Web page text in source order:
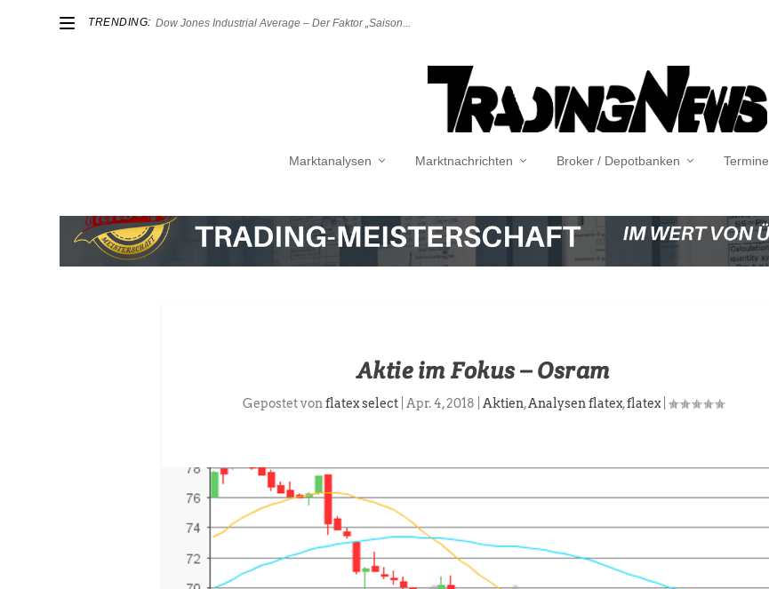
TRENDING: Dow Jones Industrial Average – Der Faktor „Saison...
Marktanalysen Marktnachrichten Broker / Depotbanken Termine
Aktie im Fokus – Osram
Gepostet von flatex select Apr. 4, 2018 Aktien,Analysen flatex,flatex